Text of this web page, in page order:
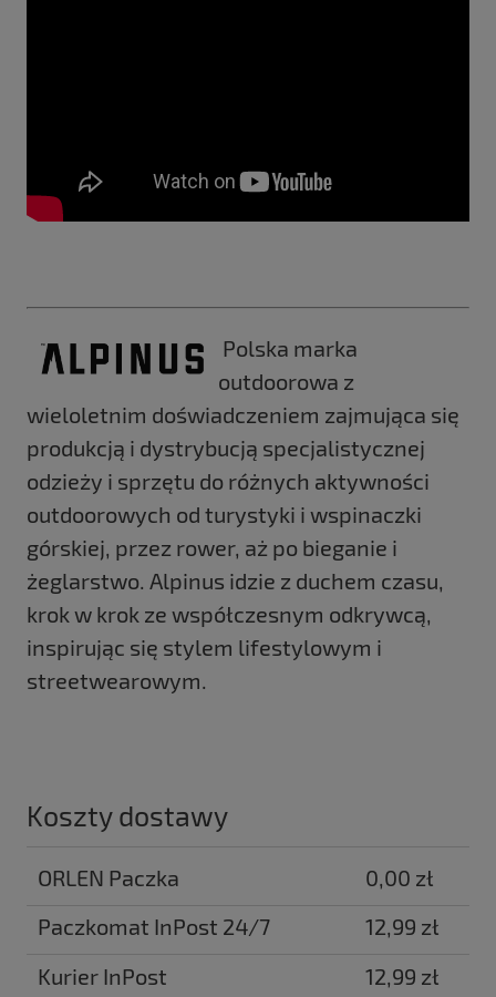
Polska marka
outdoorowa z
wieloletnim doświadczeniem zajmująca się
produkcją i dystrybucją specjalistycznej
odzieży i sprzętu do różnych aktywności
outdoorowych od turystyki i wspinaczki
górskiej, przez rower, aż po bieganie i
żeglarstwo. Alpinus idzie z duchem czasu,
krok w krok ze współczesnym odkrywcą,
inspirując się stylem lifestylowym i
streetwearowym.
Koszty dostawy
ORLEN Paczka
0,00 zł
Paczkomat InPost 24/7
12,99 zł
Kurier InPost
12,99 zł